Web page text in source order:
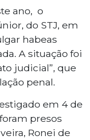
ano, o
do STJ, em
habeas
A situação foi
judicial”, que
penal.
em 4 de
presos
Ronei de